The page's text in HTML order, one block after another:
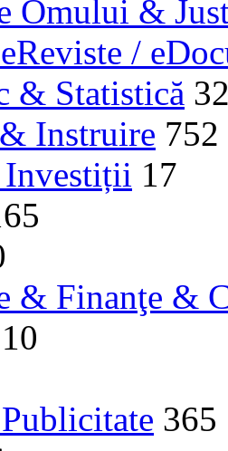
Omului &
/
& Statistică
Instruire 752
17
& Finanţe &
10
365